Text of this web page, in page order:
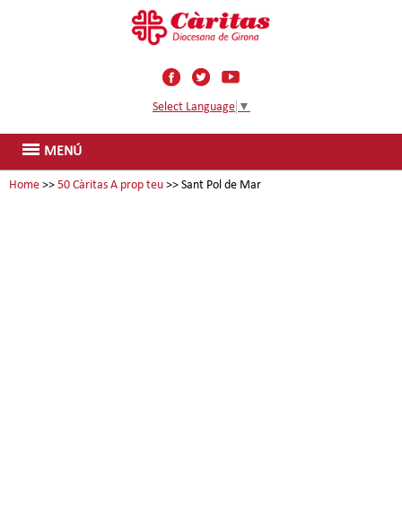
Select Language ▼
MENÚ
Home >> 50 Càritas A prop teu >> Sant Pol de Mar